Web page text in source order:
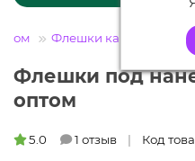
Флешки карточки
Флешки под
оптом
5.0 1 отзыв Код